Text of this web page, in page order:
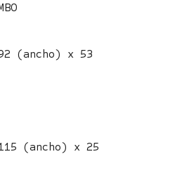
(ancho) x 53
(ancho) x 25